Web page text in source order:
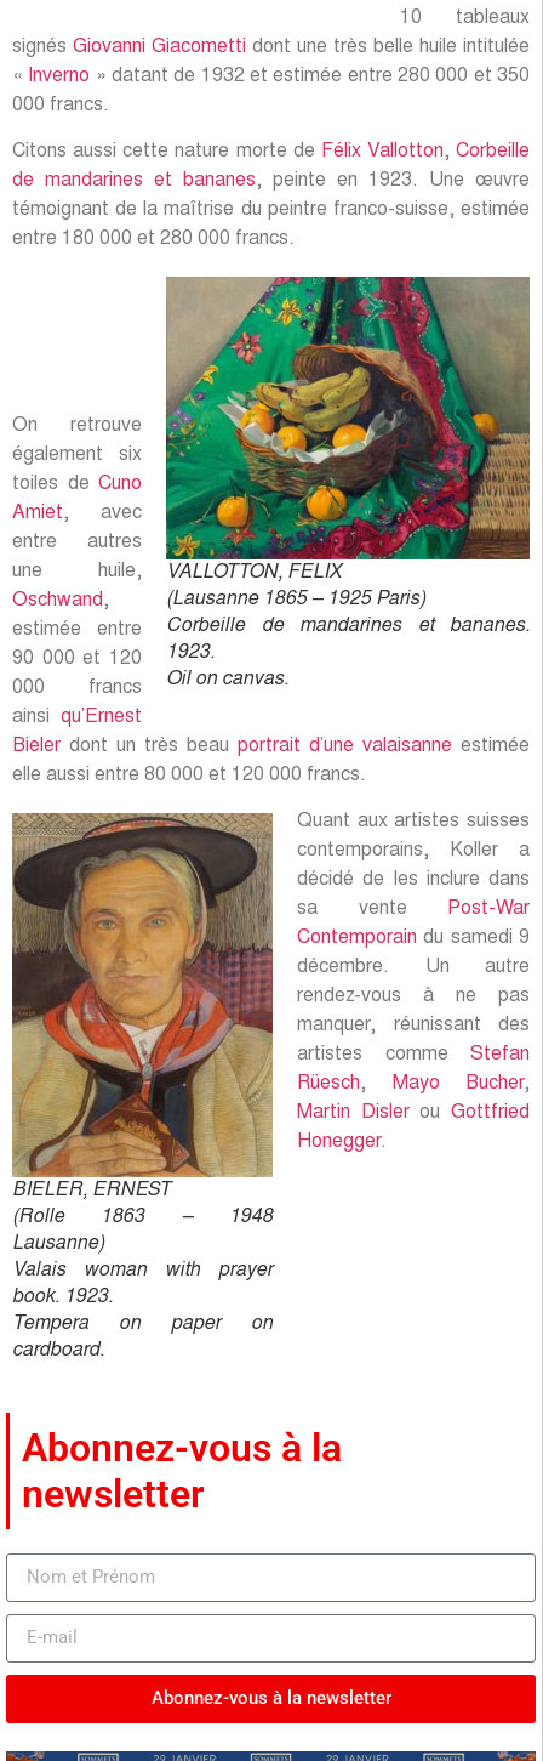
10 tableaux
signés Giovanni Giacometti dont une très belle huile intitulée
« Inverno » datant de 1932 et estimée entre 280 000 et 350
000 francs.
Citons aussi cette nature morte de Félix Vallotton, Corbeille
de mandarines et bananes, peinte en 1923. Une œuvre
témoignant de la maîtrise du peintre franco-suisse, estimée
entre 180 000 et 280 000 francs.
VALLOTTON, FELIX
(Lausanne 1865 – 1925 Paris)
Corbeille de mandarines et bananes.
1923.
Oil on canvas.
On retrouve
également six
toiles de Cuno
Amiet, avec
entre autres
une huile,
Oschwand,
estimée entre
90 000 et 120
000 francs
ainsi qu’Ernest
Bieler dont un très beau portrait d’une valaisanne estimée
elle aussi entre 80 000 et 120 000 francs.
BIELER, ERNEST
(Rolle 1863 – 1948
Lausanne)
Valais woman with prayer
book. 1923.
Tempera on paper on
cardboard.
Quant aux artistes suisses
contemporains, Koller a
décidé de les inclure dans
sa vente
Post-War
Contemporain du samedi 9
décembre. Un autre
rendez-vous à ne pas
manquer, réunissant des
artistes comme Stefan
Rüesch, Mayo Bucher,
Martin DislerouGottfried
Honegger.
Abonnez-vous à la
newsletter
Abonnez-vous à la newsletter